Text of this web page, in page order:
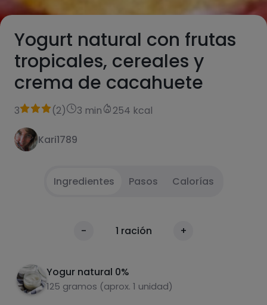
Yogurt natural con frutas
tropicales, cereales y
crema de cacahuete
3 (2) 3 min 254 kcal
Kari1789
Ingredientes Pasos Calorías
- 1 ración +
Yogur natural 0%
125 gramos (aprox. 1 unidad)
Introduce el yogur en una taza grande o bol
caso frutas tropicales congeladas), cereales
sin azúcar y una cucharada de crema de
cacahuete. Disfruta!